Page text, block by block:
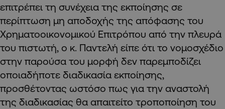
επιτρέπει τη συνέχεια της εκποίησης σε
περίπτωση μη αποδοχής της απόφασης του
Χρηματοοικονομικού Επιτρόπου από την πλευρά
του πιστωτή, ο κ. Παντελή είπε ότι το νομοσχέδιο
στην παρούσα του μορφή δεν παρεμποδίζει
οποιαδήποτε διαδικασία εκποίησης,
προσθέτοντας ωστόσο πως για την αναστολή
της διαδικασίας θα απαιτείτο τροποποίηση του